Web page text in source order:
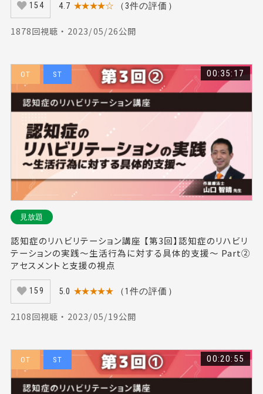
154 4.7 ★★★★☆ （3件の評価）
1878回視聴 ・ 2023/05/26公開
OT ST 00:35:17
見放題
認知症のリハビリテーション講座 【第3回】認知症のリハビリ
テーションの実践～生活行為に対する具体的支援～ Part②
アセスメントと支援の視点
159 5.0 ★★★★★ （1件の評価）
2108回視聴 ・ 2023/05/19公開
OT ST 00:20:55